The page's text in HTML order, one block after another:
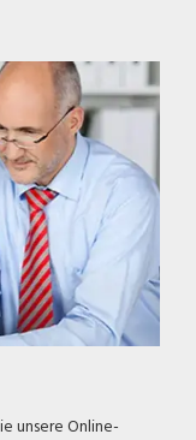
unsere Online-